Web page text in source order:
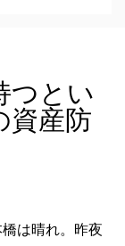
つとい
資産防
は晴れ。昨夜